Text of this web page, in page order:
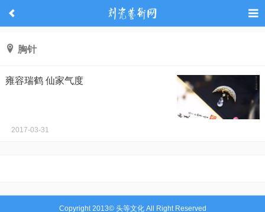
胸针
雍容瑞鹤 仙家气度
2017-03-31
Copyright 2013© 头等文化 All Right Reserved